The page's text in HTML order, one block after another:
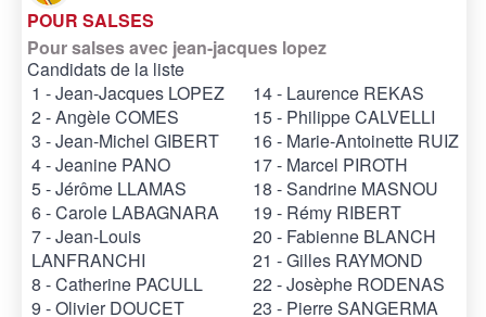
POUR SALSES
Pour salses avec jean-jacques lopez
Candidats de la liste
1 - Jean-Jacques LOPEZ
2 - Angèle COMES
3 - Jean-Michel GIBERT
4 - Jeanine PANO
5 - Jérôme LLAMAS
6 - Carole LABAGNARA
7 - Jean-Louis
LANFRANCHI
8 - Catherine PACULL
9 - Olivier DOUCET
14 - Laurence REKAS
15 - Philippe CALVELLI
16 - Marie-Antoinette RUIZ
17 - Marcel PIROTH
18 - Sandrine MASNOU
19 - Rémy RIBERT
20 - Fabienne BLANCH
21 - Gilles RAYMOND
22 - Josèphe RODENAS
23 - Pierre SANGERMA